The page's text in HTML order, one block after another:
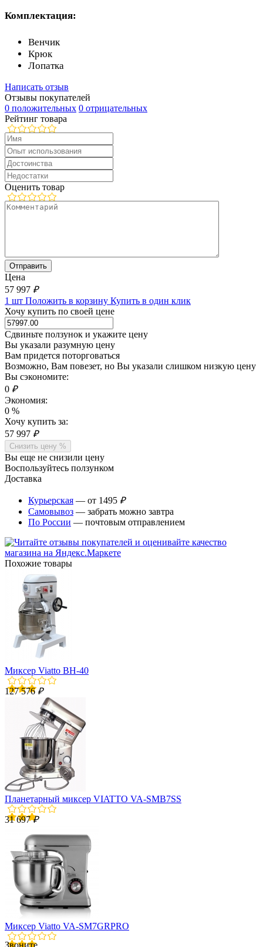
Комплектация:
Венчик
Крюк
Лопатка
Написать отзыв
Отзывы покупателей
0 положительных 0 отрицательных
Рейтинг товара
Оценить товар
Цена
57 997 ₽
1 шт Положить в корзину Купить в один клик
Хочу купить по своей цене
Сдвиньте ползунок и укажите цену
Вы указали разумную цену
Вам придется поторговаться
Возможно, Вам повезет, но Вы указали слишком низкую цену
Вы сэкономите:
0 ₽
Экономия:
0 %
Хочу купить за:
57 997 ₽
Снизить цену %
Вы еще не снизили цену
Воспользуйтесь ползунком
Доставка
Курьерская — от 1495 ₽
Самовывоз — забрать можно завтра
По России — почтовым отправлением
Похожие товары
Миксер Viatto BH-40
127 576₽
Планетарный миксер VIATTO VA‑SMB7SS
31 697₽
Миксер Viatto VA-SM7GRPRO
Звоните